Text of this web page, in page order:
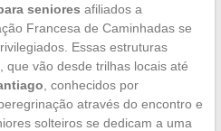
seniores afiliados a
Francesa de Caminhadas se
Essas estruturas
que vão desde trilhas locais até
, conhecidos por
através do encontro e
solteiros se dedicam a uma